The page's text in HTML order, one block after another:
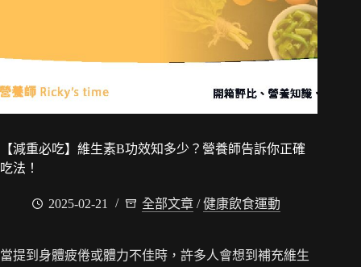
【減重必吃】維生素B功效知多少？營養師告訴你正確
吃法！
2025-02-21 全部文章 /健康飲食運動
當提到身體疲倦或體力不佳時，許多人會想到補充維生